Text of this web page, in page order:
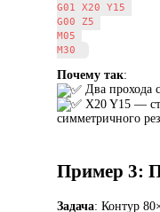
G01 X20 Y15
G00 Z5
M05
Почему так:
Два прохода
X20 Y15 —
симметричного
Пример 3:
Задача: Контур